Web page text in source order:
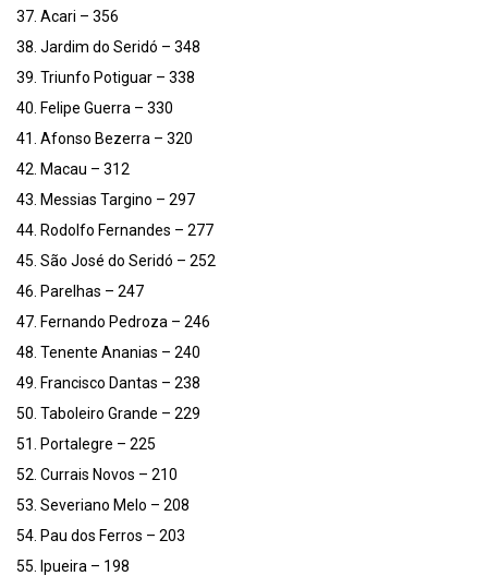
37. Acari – 356
38. Jardim do Seridó – 348
39. Triunfo Potiguar – 338
40. Felipe Guerra – 330
41. Afonso Bezerra – 320
42. Macau – 312
43. Messias Targino – 297
44. Rodolfo Fernandes – 277
45. São José do Seridó – 252
46. Parelhas – 247
47. Fernando Pedroza – 246
48. Tenente Ananias – 240
49. Francisco Dantas – 238
50. Taboleiro Grande – 229
51. Portalegre – 225
52. Currais Novos – 210
53. Severiano Melo – 208
54. Pau dos Ferros – 203
55. Ipueira – 198